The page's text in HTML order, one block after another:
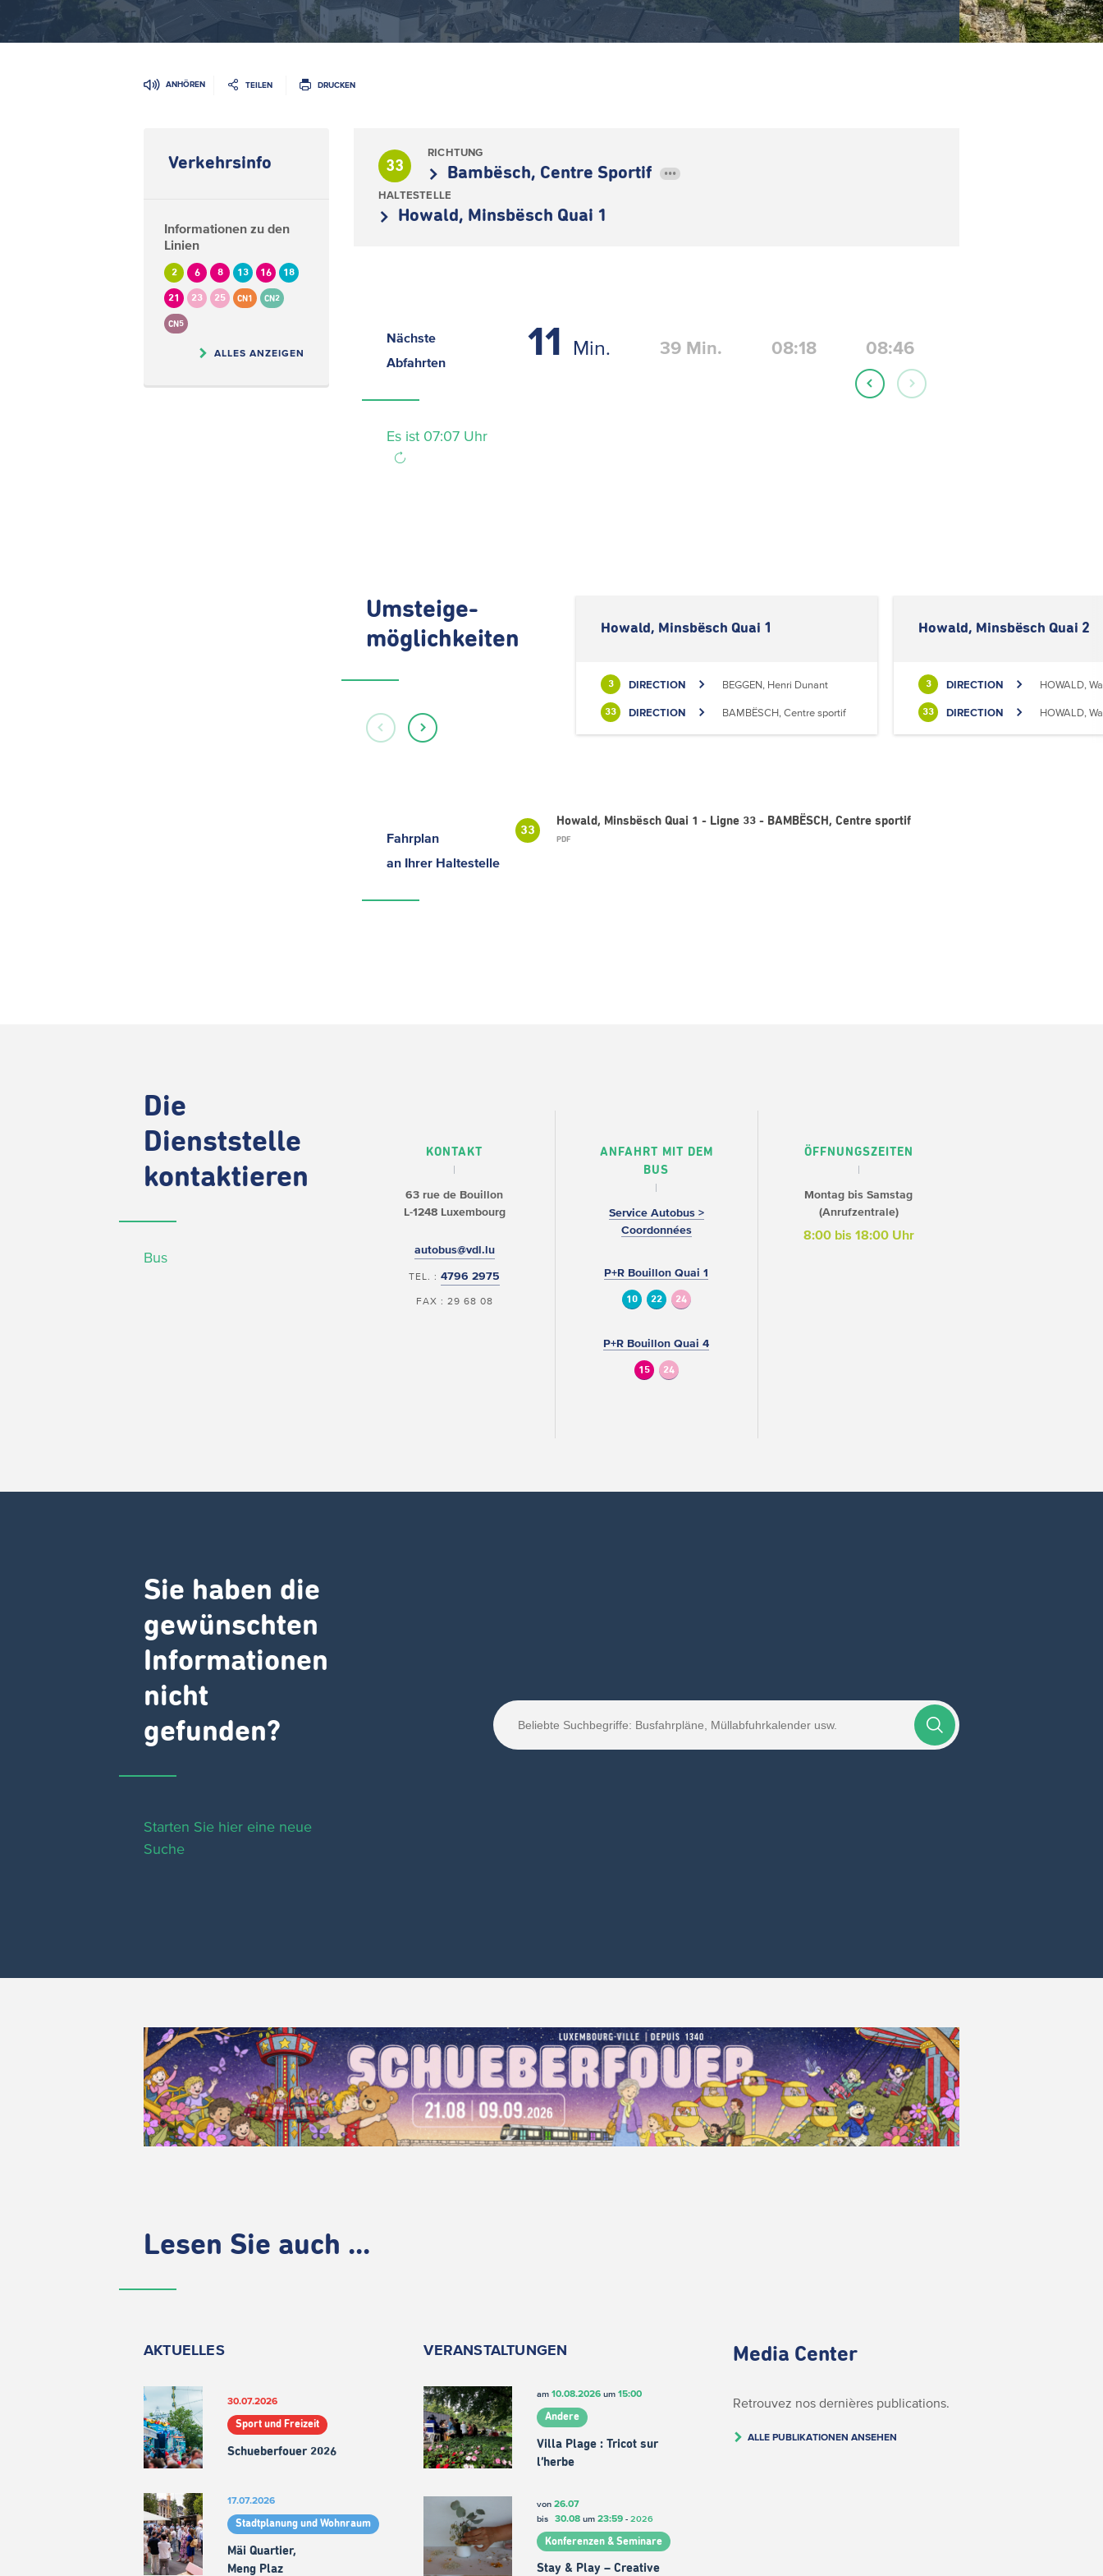
ANHÖREN TEILEN DRUCKEN
Verkehrsinfo
Informationen zu den
Linien
2 6 8 13 16 18
21 23 25 CN1 CN2
CN5
ALLES ANZEIGEN
33
RICHTUNG
Bambësch, Centre Sportif •••
HALTESTELLE
Howald, Minsbësch Quai 1
Nächste
Abfahrten
Es ist 07:07 Uhr
11 Min. 39 Min. 08:18 08:46
Umsteige-
möglichkeiten
Howald, Minsbësch Quai 1
3 DIRECTION BEGGEN, Henri Dunant
33 DIRECTION BAMBËSCH, Centre sportif
Howald, Minsbësch Quai 2
3 DIRECTION HOWALD,
33 DIRECTION HOWALD,
Fahrplan
an Ihrer Haltestelle
33
Howald, Minsbësch Quai 1 - Ligne 33 - BAMBËSCH, Centre sportif
PDF
Die
Dienststelle
kontaktieren
Bus
KONTAKT
63 rue de Bouillon
L-1248 Luxembourg
autobus@vdl.lu
TEL. :4796 2975
FAX : 29 68 08
ANFAHRT MIT DEM
BUS
Service Autobus >
Coordonnées
P+R Bouillon Quai 1
10 22 24
P+R Bouillon Quai 4
15 24
ÖFFNUNGSZEITEN
Montag bis Samstag
(Anrufzentrale)
8:00 bis 18:00 Uhr
Sie haben die
gewünschten
Informationen
nicht
gefunden?
Starten Sie hier eine neue
Suche
Lesen Sie auch ...
AKTUELLES
30.07.2026
Sport und Freizeit
Schueberfouer 2026
17.07.2026
Stadtplanung und Wohnraum
Mäi Quartier,
Meng Plaz
VERANSTALTUNGEN
am 10.08.2026um 15:00
Andere
Villa Plage : Tricot sur
l’herbe
von 26.07
bis 30.08um 23:59- 2026
Konferenzen & Seminare
Stay & Play – Creative
Media Center
Retrouvez nos dernières publications.
ALLE PUBLIKATIONEN ANSEHEN